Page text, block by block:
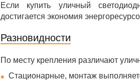
Если купить уличный
достигается экономия
Разновидности
По месту крепления различают
Стационарные, монтаж